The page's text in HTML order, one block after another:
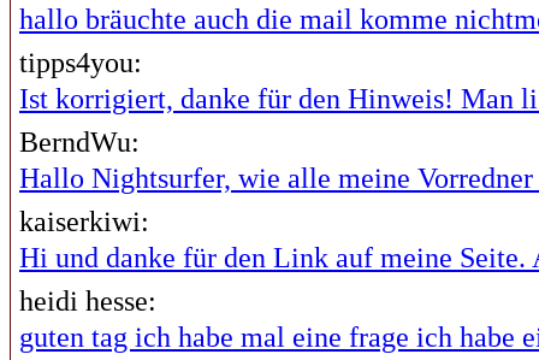
hallo bräuchte auch die mail komme
tipps4you:
Ist korrigiert, danke für den Hinweis! Man
BerndWu:
Hallo Nightsurfer, wie alle meine
kaiserkiwi:
Hi und danke für den Link auf meine
heidi hesse:
guten tag ich habe mal eine frage ich habe